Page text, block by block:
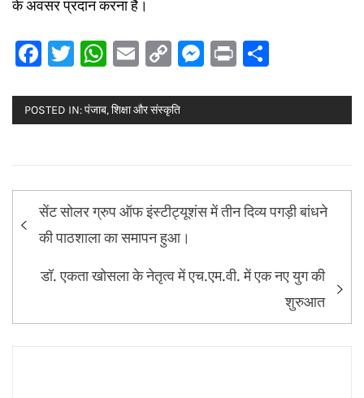
के अवसर प्रदान करना है।
Facebook
Twitter
WhatsApp
Email
CopyMessenger
Print
POSTED IN:पंजाब,शिक्षा और संस्कृति
Post
navigation
सेंट सोलर ग्रुप ऑफ इंस्टीट्यूशंस में तीन दिव्य पगड़ी बांधने
की पाठशाला का समापन हुआ।
डॉ. एकता खोसला के नेतृत्व में एच.एम.वी. में एक नए युग की
शुरुआत